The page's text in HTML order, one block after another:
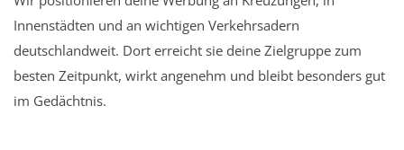
Innenstädten und an wichtigen Verkehrsadern
deutschlandweit. Dort erreicht sie deine Zielgruppe zum
besten Zeitpunkt, wirkt angenehm und bleibt besonders gut
im Gedächtnis.